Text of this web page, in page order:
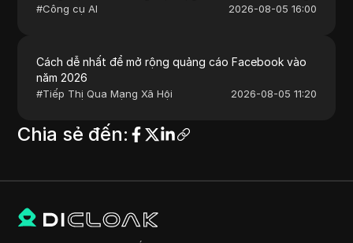
#Công cụ AI 2026-08-05 16:00
Cách dễ nhất để mở rộng quảng cáo Facebook vào
năm 2026
#Tiếp Thị Qua Mạng Xã Hội 2026-08-05 11:20
Chia sẻ đến: